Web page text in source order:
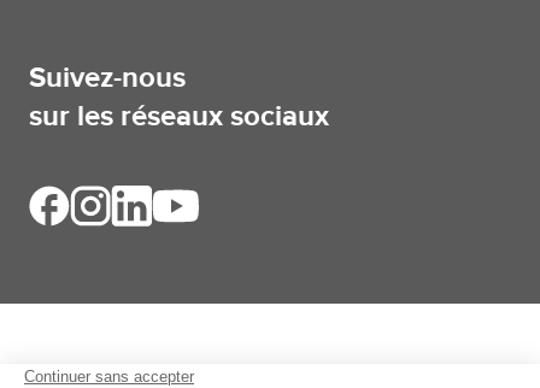
Suivez-nous
sur les réseaux sociaux